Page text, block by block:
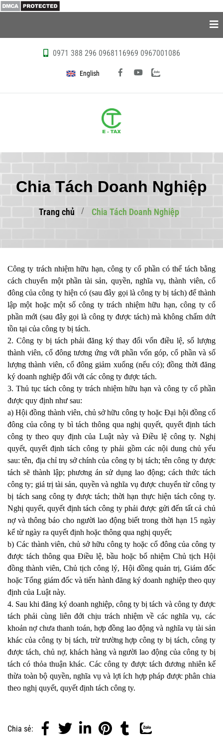
Chia Tách Doanh Nghiệp
Trang chủ Chia Tách Doanh Nghiệp
Công ty trách nhiệm hữu hạn, công ty cổ phần có thể tách bằng
cách chuyển một phần tài sản, quyền, nghĩa vụ, thành viên, cổ
đông của công ty hiện có (sau đây gọi là công ty bị tách) để thành
lập một hoặc một số công ty trách nhiệm hữu hạn, công ty cổ
phần mới (sau đây gọi là công ty được tách) mà không chấm dứt
tồn tại của công ty bị tách.
2. Công ty bị tách phải đăng ký thay đổi vốn điều lệ, số lượng
thành viên, cổ đông tương ứng với phần vốn góp, cổ phần và số
lượng thành viên, cổ đông giảm xuống (nếu có); đồng thời đăng
ký doanh nghiệp đối với các công ty được tách.
3. Thủ tục tách công ty trách nhiệm hữu hạn và công ty cổ phần
được quy định như sau:
a) Hội đồng thành viên, chủ sở hữu công ty hoặc Đại hội đồng cổ
đông của công ty bì tách thông qua nghị quyết, quyết định tách
công ty theo quy định của Luật này và Điều lệ công ty. Nghị
quyết, quyết định tách công ty phải gồm các nội dung chủ yếu
sau: tên, địa chỉ trụ sở chính của công ty bị tách; tên công ty được
tách sẽ thành lập; phương án sử dụng lao động; cách thức tách
công ty; giá trị tài sản, quyền và nghĩa vụ được chuyển từ công ty
bị tách sang công ty được tách; thời hạn thực hiện tách công ty.
Nghị quyết, quyết định tách công ty phải được gửi đến tất cả chủ
nợ và thông báo cho người lao động biết trong thời hạn 15 ngày
kể từ ngày ra quyết định hoặc thông qua nghị quyết;
b) Các thành viên, chủ sở hữu công ty hoặc cổ đông của công ty
được tách thông qua Điều lệ, bầu hoặc bổ nhiệm Chủ tịch Hội
đồng thành viên, Chủ tịch công lý, Hội đồng quản trị, Giám đốc
hoặc Tổng giám đốc và tiến hành đăng ký doanh nghiệp theo quy
định của Luật này.
4. Sau khi đăng ký doanh nghiệp, công ty bị tách và công ty được
tách phải cùng liên đới chịu trách nhiệm về các nghĩa vụ, các
khoản nợ chưa thanh toán, hợp đồng lao động và nghĩa vụ tài sản
khác của công ty bị tách, trừ trường hợp công ty bị tách, công ty
được tách, chủ nợ, khách hàng và người lao động của công ty bị
tách có thỏa thuận khác. Các công ty được tách đương nhiên kế
thừa toàn bộ quyền, nghĩa vụ và lợi ích hợp pháp được phân chia
theo nghị quyết, quyết định tách công ty.
Chia sẻ:
0971 388 296 0968116969 0967001086
English